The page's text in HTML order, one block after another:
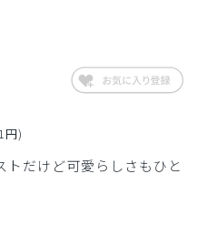
円)
トだけど可愛らしさもひと